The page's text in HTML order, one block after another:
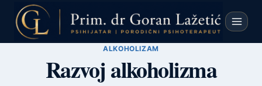
content
ALKOHOLIZAM
Razvoj alkoholizma